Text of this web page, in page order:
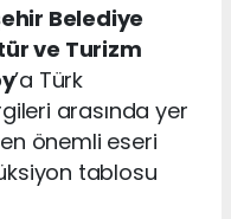
Belediye
ve Turizm
’a Türk
arasında yer
en önemli eseri
tablosu